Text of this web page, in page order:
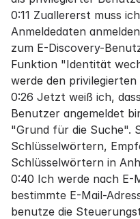
0:11 Zuallererst muss
Anmeldedaten
zum E-Discovery-
Funktion "Identität
werde den
0:26 Jetzt weiß ich,
Benutzer angemeldet
"Grund für die Suche".
Schlüsselwörtern,
Schlüsselwörtern in
0:40 Ich werde nach E-
bestimmte E-Mail-
benutze die